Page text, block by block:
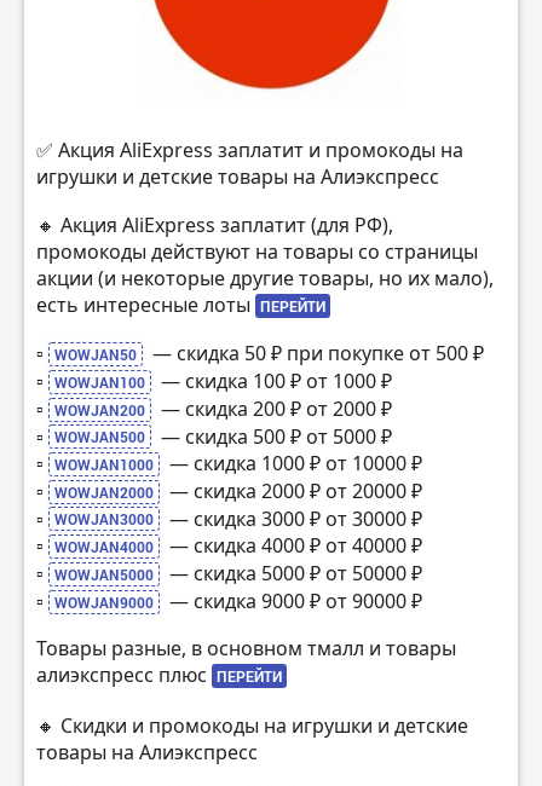
✅ Акция AliExpress заплатит и промокоды на
игрушки и детские товары на Алиэкспресс
🔸 Акция AliExpress заплатит (для РФ),
промокоды действуют на товары со страницы
акции (и некоторые другие товары, но их мало),
есть интересные лоты ПЕРЕЙТИ
▫️ WOWJAN50
— скидка 50 ₽ при покупке от 500 ₽
▫️
WOWJAN100
— скидка 100 ₽ от 1000 ₽
▫️
WOWJAN200
— скидка 200 ₽ от 2000 ₽
▫️
WOWJAN500
— скидка 500 ₽ от 5000 ₽
▫️
WOWJAN1000
— скидка 1000 ₽ от 10000 ₽
▫️
WOWJAN2000
— скидка 2000 ₽ от 20000 ₽
▫️
WOWJAN3000
— скидка 3000 ₽ от 30000 ₽
▫️
WOWJAN4000
— скидка 4000 ₽ от 40000 ₽
▫️
WOWJAN5000
— скидка 5000 ₽ от 50000 ₽
▫️
WOWJAN9000
— скидка 9000 ₽ от 90000 ₽
Товары разные, в основном тмалл и товары
алиэкспресс плюс ПЕРЕЙТИ
🔸 Скидки и промокоды на игрушки и детские
товары на Алиэкспресс